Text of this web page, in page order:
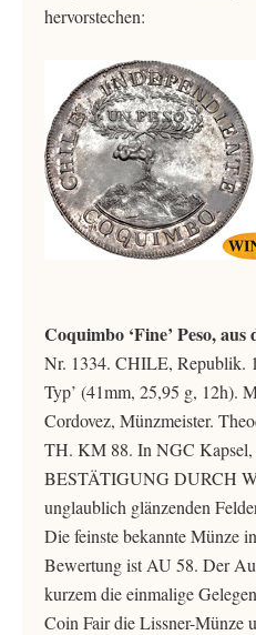
hervorstechen:
Coquimbo ‘Fine’ Peso,
Nr. 1334. CHILE, Republik.
Typ’ (41mm, 25,95 g, 12h).
Cordovez, Münzmeister.
TH. KM 88. In NGC Kapsel,
BESTÄTIGUNG DURCH
unglaublich glänzenden
Die feinste bekannte Münze
Bewertung ist AU 58. Der
kurzem die einmalige
Coin Fair die Lissner-Münze